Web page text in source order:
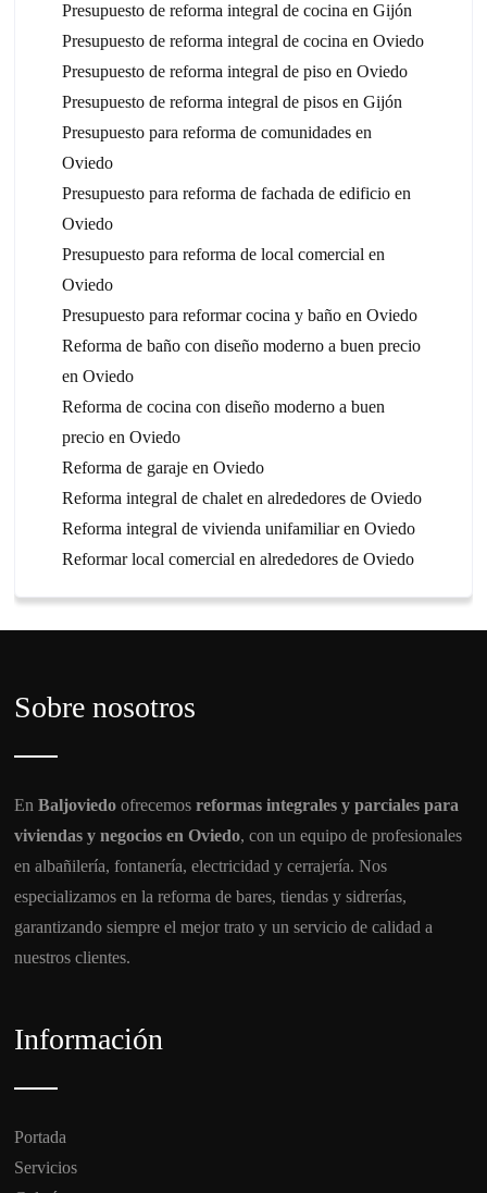
Presupuesto de reforma integral de cocina en Gijón
Presupuesto de reforma integral de cocina en Oviedo
Presupuesto de reforma integral de piso en Oviedo
Presupuesto de reforma integral de pisos en Gijón
Presupuesto para reforma de comunidades en
Oviedo
Presupuesto para reforma de fachada de edificio en
Oviedo
Presupuesto para reforma de local comercial en
Oviedo
Presupuesto para reformar cocina y baño en Oviedo
Reforma de baño con diseño moderno a buen precio
en Oviedo
Reforma de cocina con diseño moderno a buen
precio en Oviedo
Reforma de garaje en Oviedo
Reforma integral de chalet en alrededores de Oviedo
Reforma integral de vivienda unifamiliar en Oviedo
Reformar local comercial en alrededores de Oviedo
Sobre nosotros
EnBaljoviedo ofrecemosreformas integrales y parciales para
viviendas y negocios en Oviedo, con un equipo de profesionales
en albañilería, fontanería, electricidad y cerrajería. Nos
especializamos en la reforma de bares, tiendas y sidrerías,
garantizando siempre el mejor trato y un servicio de calidad a
nuestros clientes.
Información
Portada
Servicios